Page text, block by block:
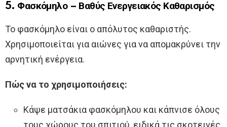
5. Φασκόμηλο – Βαθύς Ενεργειακός Καθαρισμός
Το φασκόμηλο είναι ο απόλυτος καθαριστής.
Χρησιμοποιείται για αιώνες για να απομακρύνει την
αρνητική ενέργεια.
Πώς να το χρησιμοποιήσεις:
Κάψε ματσάκια φασκόμηλου και κάπνισε όλους
τους χώρους του σπιτιού, ειδικά τις σκοτεινές